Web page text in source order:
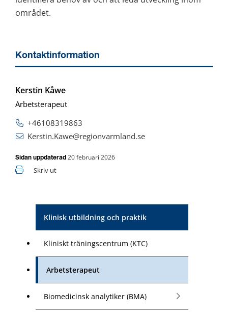
Klinisk utbildning och praktik
Kliniskt träningscentrum (KTC)
Arbetsterapeut
Biomedicinsk analytiker (BMA)
området.
Kontaktinformation
Kerstin Kåwe
Arbetsterapeut
+46108319863
Kerstin.Kawe@regionvarmland.se
Sidan uppdaterad 20 februari 2026
Skriv ut